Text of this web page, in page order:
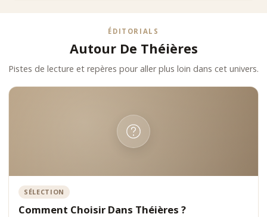
ÉDITORIALS
Autour De Théières
Pistes de lecture et repères pour aller plus loin dans cet univers.
SÉLECTION
Comment Choisir Dans Théières ?